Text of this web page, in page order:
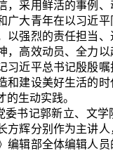
，采用鲜活的事例
广大青年在以习近
以强烈的责任担当、
，高效动员、全力
习近平总书记殷殷嘱
和建设美好生活的
的生动实践。
委书记郭新立、文学
方辉分别作为主讲
编辑部全体编辑人员